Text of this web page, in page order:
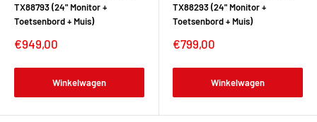
TX88793 (24" Monitor +
Toetsenbord + Muis)
€949,00
Winkelwagen
TX88293 (24" Monitor +
Toetsenbord + Muis)
€799,00
Winkelwagen